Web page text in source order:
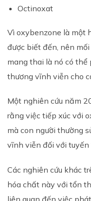
Octinoxat
Vì oxybenzone là một
được biết đến, nên
mang thai là nó có
thương vĩnh viễn cho
Một nghiên cứu năm
rằng việc tiếp xúc với
mà con người thường
vĩnh viễn đối với tuyến
Các nghiên cứu khác
hóa chất này với tổn